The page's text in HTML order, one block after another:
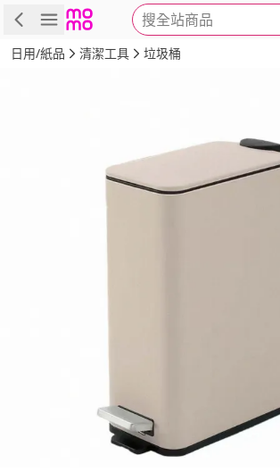
搜全站商品
商品 評價 詳情
日用/紙品 清潔工具 垃圾桶